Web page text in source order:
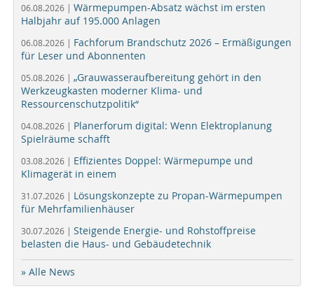
06.08.2026 | Wärmepumpen-Absatz wächst im ersten
Halbjahr auf 195.000 Anlagen
06.08.2026 | Fachforum Brandschutz 2026 – Ermäßigungen
für Leser und Abonnenten
05.08.2026 | „Grauwasseraufbereitung gehört in den
Werkzeugkasten moderner Klima- und
Ressourcenschutzpolitik“
04.08.2026 | Planerforum digital: Wenn Elektroplanung
Spielräume schafft
03.08.2026 | Effizientes Doppel: Wärmepumpe und
Klimagerät in einem
31.07.2026 | Lösungskonzepte zu Propan-Wärmepumpen
für Mehrfamilienhäuser
30.07.2026 | Steigende Energie- und Rohstoffpreise
belasten die Haus- und Gebäudetechnik
» Alle News